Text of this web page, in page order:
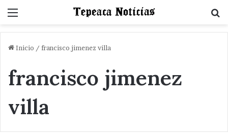
Menu
Inicio / francisco jimenez villa
francisco jimenez
villa